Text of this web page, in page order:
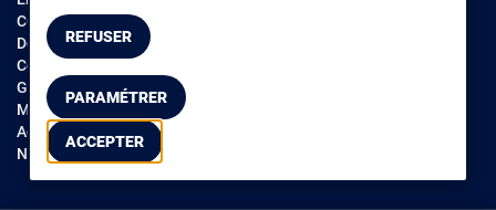
REFUSER
PARAMÉTRER
ACCEPTER
CGV /CGU Marketplace
Données personnelles
Cookies
Gérer mes cookies
Mentions légales
Accessibilité : non conforme
Notice d'accessibilité